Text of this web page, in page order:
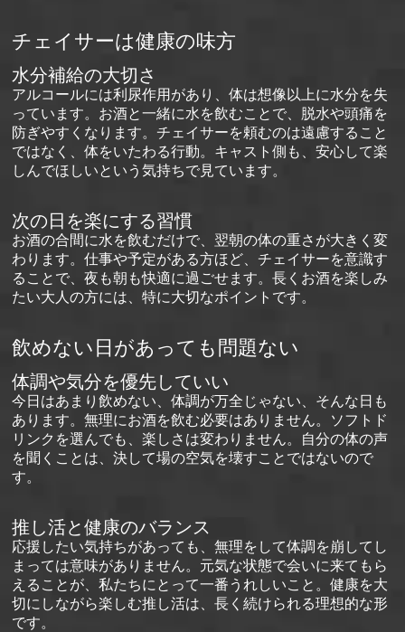
チェイサーは健康の味方
水分補給の大切さ
アルコールには利尿作用があり、体は想像以上に水分を失
っています。お酒と一緒に水を飲むことで、脱水や頭痛を
防ぎやすくなります。チェイサーを頼むのは遠慮すること
ではなく、体をいたわる行動。キャスト側も、安心して楽
しんでほしいという気持ちで見ています。
次の日を楽にする習慣
お酒の合間に水を飲むだけで、翌朝の体の重さが大きく変
わります。仕事や予定がある方ほど、チェイサーを意識す
ることで、夜も朝も快適に過ごせます。長くお酒を楽しみ
たい大人の方には、特に大切なポイントです。
飲めない日があっても問題ない
体調や気分を優先していい
今日はあまり飲めない、体調が万全じゃない、そんな日も
あります。無理にお酒を飲む必要はありません。ソフトド
リンクを選んでも、楽しさは変わりません。自分の体の声
を聞くことは、決して場の空気を壊すことではないので
す。
推し活と健康のバランス
応援したい気持ちがあっても、無理をして体調を崩してし
まっては意味がありません。元気な状態で会いに来てもら
えることが、私たちにとって一番うれしいこと。健康を大
切にしながら楽しむ推し活は、長く続けられる理想的な形
です。